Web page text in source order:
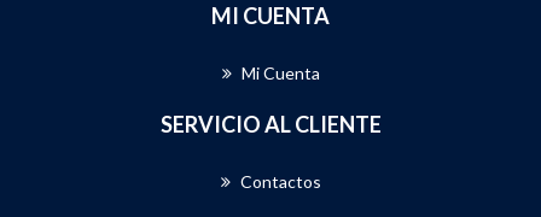
MI CUENTA
Mi Cuenta
SERVICIO AL CLIENTE
Contactos